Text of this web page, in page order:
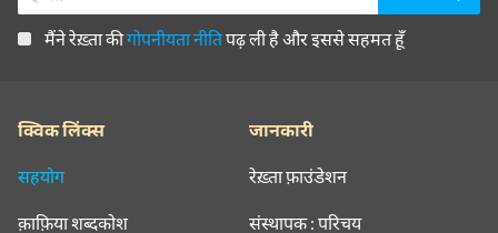
मैंने रेख़्ता कीगोपनीयता नीतिपढ़ ली है और इससे सहमत हूँ
क्विक लिंक्स
सहयोग
क़ाफ़िया शब्दकोश
जानकारी
रेख़्ता फ़ाउंडेशन
संस्थापक : परिचय